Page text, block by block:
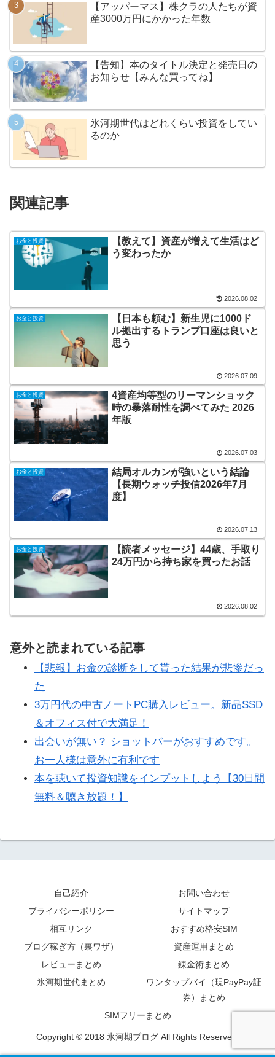
【アッパーマス】株クラの人たちが資
産3000万円にかかった年数
【告知】本のタイトル決定と発売日の
お知らせ【みんな買ってね】
氷河期世代はどれくらい投資をしてい
るのか
関連記事
お金と投資
【教えて】資産が増えて生活はど
う変わったか
2026.08.02
お金と投資
【日本も頼む】新生児に1000ド
ル拠出するトランプ口座は良いと
思う
2026.07.09
お金と投資
4資産均等型のリーマンショック
時の暴落耐性を調べてみた 2026
年版
2026.07.03
お金と投資
結局オルカンが強いという結論
【長期ウォッチ投信2026年7月
度】
2026.07.13
お金と投資
【読者メッセージ】44歳、手取り
24万円から持ち家を買ったお話
2026.08.02
意外と読まれている記事
【悲報】お金の診断をして貰った結果が悲惨だっ
た
3万円代の中古ノートPC購入レビュー。新品SSD
＆オフィス付で大満足！
出会いが無い？ ショットバーがおすすめです。
お一人様は意外に有利です
本を聴いて投資知識をインプットしよう【30日間
無料＆聴き放題！】
自己紹介
お問い合わせ
プライバシーポリシー
サイトマップ
相互リンク
おすすめ格安SIM
ブログ稼ぎ方（裏ワザ）
資産運用まとめ
レビューまとめ
錬金術まとめ
氷河期世代まとめ
ワンタップバイ（現PayPay証
券）まとめ
SIMフリーまとめ
Copyright © 2018 氷河期ブログ All Rights Reserved.